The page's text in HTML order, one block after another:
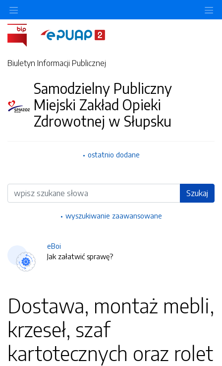
Biuletyn Informacji Publicznej
Samodzielny Publiczny
Miejski Zakład Opieki
Zdrowotnej w Słupsku
ostatnio dodane
Wyszukiwarka Szukaj
wyszukiwanie zaawansowane
eBoi
Jak załatwić sprawę?
Dostawa, montaż mebli,
krzeseł, szaf
kartotecznych oraz rolet